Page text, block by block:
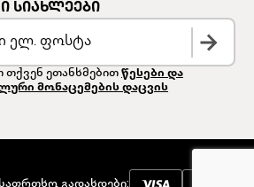
ᲡᲘᲐᲮᲚᲔᲔᲑᲘ
თქვენ ეთანხმებით წესები და
მონაცემების დაცვის
გადახდები: